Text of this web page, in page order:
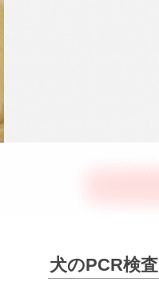
犬のPCR検査